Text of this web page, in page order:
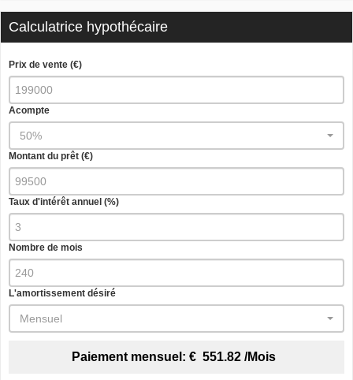
Calculatrice hypothécaire
Prix de vente (€)
Acompte
50%
Montant du prêt (€)
Taux d'intérêt annuel (%)
Nombre de mois
L'amortissement désiré
Mensuel
Paiement mensuel: € 551.82/Mois